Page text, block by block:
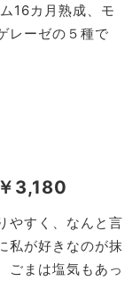
16カ月熟成、モ
レーゼの５種で
3,180
やすく、なんと言
私が好きなのが抹
ごまは塩気もあっ